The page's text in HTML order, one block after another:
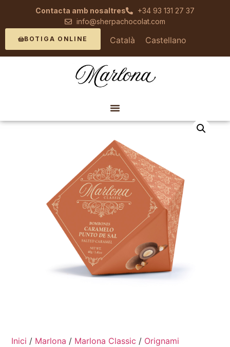
Contacta amb nosaltres
+34 93 131 27 37
info@sherpachocolat.com
BOTIGA ONLINE Català Castellano
Inici / Marlona / Marlona Classic / Orignami